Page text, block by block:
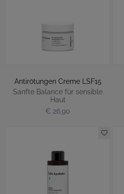
Antirötungen Creme LSF15
Sanfte Balance für sensible
Haut
€ 26,90